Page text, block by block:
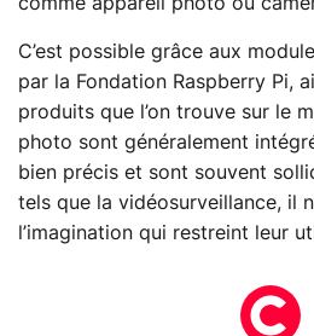
C’est possible grâce aux
par la Fondation Raspberry Pi,
produits que l’on trouve sur le
photo sont généralement
bien précis et sont souvent
tels que la vidéosurveillance, il
l’imagination qui restreint leur